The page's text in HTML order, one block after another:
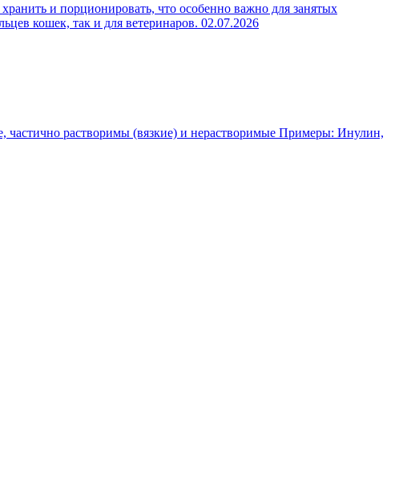
и порционировать, что особенно важно для занятых
кошек, так и для ветеринаров. 02.07.2026
растворимы (вязкие) и нерастворимые Примеры: Инулин,